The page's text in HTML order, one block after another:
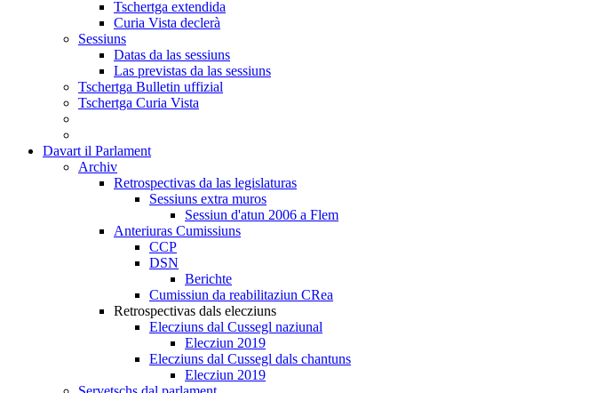
Tschertga extendida
Curia Vista declerà
Sessiuns
Datas da las sessiuns
Las previstas da las sessiuns
Tschertga Bulletin uffizial
Tschertga Curia Vista
Davart il Parlament
Archiv
Retrospectivas da las legislaturas
Sessiuns extra muros
Sessiun d'atun 2006 a Flem
Anteriuras Cumissiuns
CCP
DSN
Berichte
Cumissiun da reabilitaziun CRea
Retrospectivas dals elecziuns
Elecziuns dal Cussegl naziunal
Elecziun 2019
Elecziuns dal Cussegl dals chantuns
Elecziun 2019